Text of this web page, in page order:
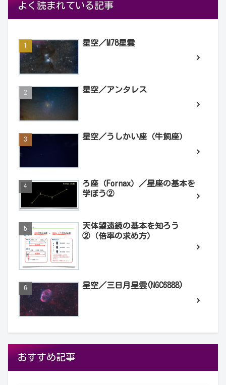
よく読まれている記事
星空／M78星雲
星空／アンタレス
星空／うしかい座（牛飼座）
ろ座（Fornax）／星座の基本を
学ぼう②
天体望遠鏡の基本を知ろう
②（倍率の求め方）
星空／三日月星雲(NGC6888)
おすすめ記事